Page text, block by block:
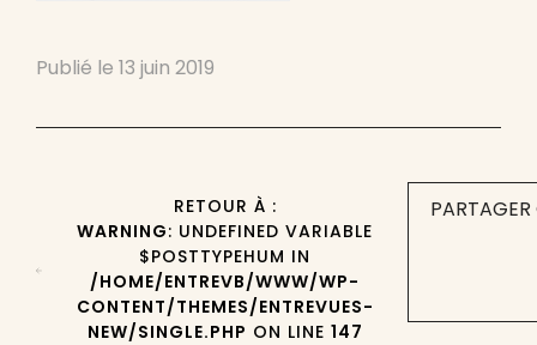
Publié le 13 juin 2019
RETOUR À :
WARNING: UNDEFINED VARIABLE
$POSTTYPEHUM IN
/HOME/ENTREVB/WWW/WP-
CONTENT/THEMES/ENTREVUES-
NEW/SINGLE.PHP ON LINE 147